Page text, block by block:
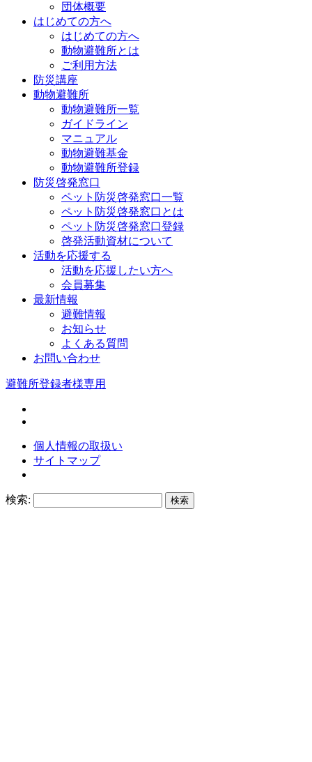
団体概要
はじめての方へ
はじめての方へ
動物避難所とは
ご利用方法
防災講座
動物避難所
動物避難所一覧
ガイドライン
マニュアル
動物避難基金
動物避難所登録
防災啓発窓口
ペット防災啓発窓口一覧
ペット防災啓発窓口とは
ペット防災啓発窓口登録
啓発活動資材について
活動を応援する
活動を応援したい方へ
会員募集
最新情報
避難情報
お知らせ
よくある質問
お問い合わせ
避難所登録者様専用
個人情報の取扱い
サイトマップ
検索: